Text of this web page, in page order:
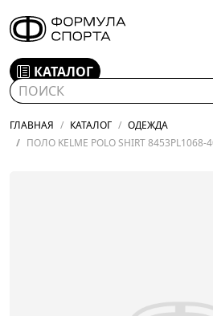
КАТАЛОГ
ГЛАВНАЯ КАТАЛОГ
ОДЕЖДА
ПОЛО KELME POLO SHIRT 8453PL1068-